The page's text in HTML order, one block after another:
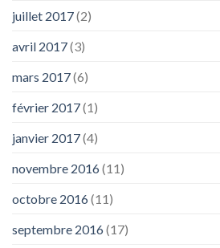
juillet 2017(2)
avril 2017(3)
mars 2017(6)
février 2017(1)
janvier 2017(4)
novembre 2016(11)
octobre 2016(11)
septembre 2016(17)